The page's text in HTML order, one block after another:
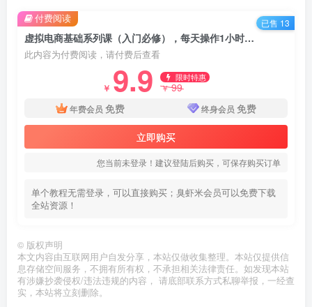
虚拟电商基础系列课（入门必修），每天操作1小时，每月多赚10000
此内容为付费阅读，请付费后查看
￥ 9.9 限时特惠
￥99
年费会员 免费 终身会员 免费
立即购买
您当前未登录！建议登陆后购买，可保存购买订单
单个教程无需登录，可以直接购买；臭虾米会员可以免费下载
全站资源！
付费阅读 已售 13
© 版权声明
本文内容由互联网用户自发分享，本站仅做收集整理。本站仅提供信
息存储空间服务，不拥有所有权，不承担相关法律责任。如发现本站
有涉嫌抄袭侵权/违法违规的内容， 请底部联系方式私聊举报，一经查
实，本站将立刻删除。